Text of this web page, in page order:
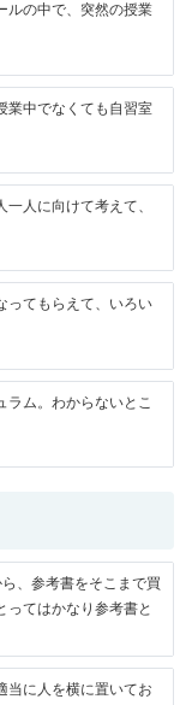
ルの中で、突然の授業
業中でなくても自習室
人に向けて考えて、
ってもらえて、いろい
ラム。わからないとこ
、参考書をそこまで買
ってはかなり参考書と
当に人を横に置いてお